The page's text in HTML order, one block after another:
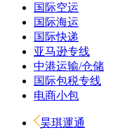
国际空运
国际海运
国际快递
亚马逊专线
中港运输/仓储
国际包税专线
电商小包
昊琪運通